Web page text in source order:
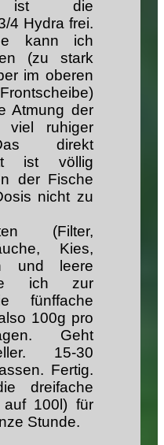
ist die
4 Hydra frei.
kann ich
(zu stark
im oberen
Atmung der
viel ruhiger
direkt
ist völlig
der Fische
nicht zu
(Filter,
Kies,
und leere
ich zur
fünffache
100g pro
Geht
15-30
Fertig.
dreifache
100l) für
Stunde.